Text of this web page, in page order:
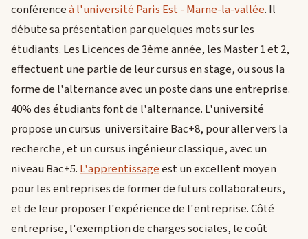
conférenceà l'université Paris Est - Marne-la-vallée. Il
débute sa présentation par quelques mots sur les
étudiants. Les Licences de 3ème année, les Master 1 et 2,
effectuent une partie de leur cursus en stage, ou sous la
forme de l'alternance avec un poste dans une entreprise.
40% des étudiants font de l'alternance. L'université
propose un cursus universitaire Bac+8, pour aller vers la
recherche, et un cursus ingénieur classique, avec un
niveau Bac+5. L'apprentissageest un excellent moyen
pour les entreprises de former de futurs collaborateurs,
et de leur proposer l'expérience de l'entreprise. Côté
entreprise, l'exemption de charges sociales, le coût